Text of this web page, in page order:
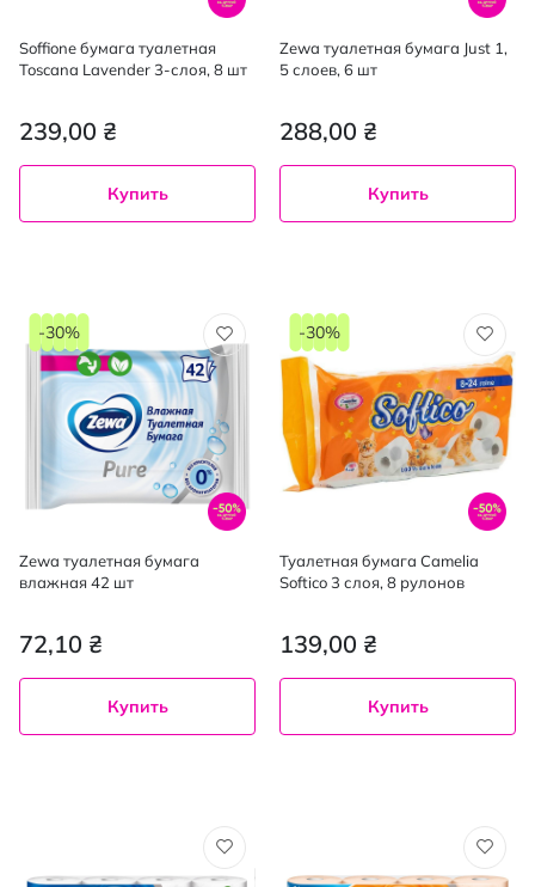
Soffione бумага туалетная
Toscana Lavender 3-слоя, 8 шт
239,00 ₴
Купить
Zewa туалетная бумага Just 1,
5 слоев, 6 шт
288,00 ₴
Купить
Zewa туалетная бумага
влажная 42 шт
72,10 ₴
-30%
Купить
Туалетная бумага Camelia
Softico 3 слоя, 8 рулонов
139,00 ₴
-30%
Купить